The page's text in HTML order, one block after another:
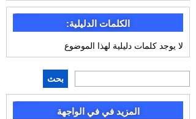
الكلمات الدليلية:
لا يوجد كلمات دليلية لهذا الموضوع
بحث
المزيد في في الواجهة